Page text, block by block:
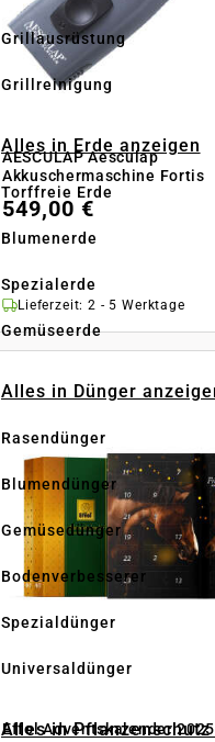
Grillausrüstung
Grillreinigung
Alles in Erde anzeigen
Torffreie Erde
Blumenerde
Spezialerde
Gemüseerde
Alles in Dünger
Rasendünger
Blumendünger
Gemüsedünger
Bodenverbesserer
Spezialdünger
Universaldünger
Alles in Pflanzenschutz
AESCULAP Aesculap
Akkuschermaschine Fortis
549,00 €
Lieferzeit: 2 - 5 Werktage
Effol Adventskalender 2025